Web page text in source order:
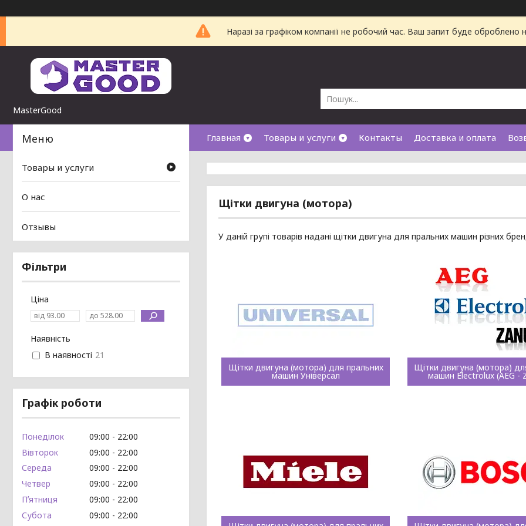
Наразі за графіком компанії не робочий час. Ваш запит буде
MasterGood
Главная Товары и услуги Контакты Доставка и оплата
Щітки двигуна (мотора)
У даній групі товарів надані щітки двигуна для пральних машин різних
Щітки двигуна (мотора) для пральних
машин Універсал
Щітки двигуна (мотора)
машин Electrolux (AEG -
Товары и услуги
О нас
Отзывы
Фільтри
Ціна
Наявність
В наявності 21
Графік роботи
Понеділок 09:00
22:00
Вівторок
09:00
22:00
Середа
09:00
22:00
Четвер
09:00
22:00
Пʼятниця
09:00
22:00
Субота
09:00
22:00